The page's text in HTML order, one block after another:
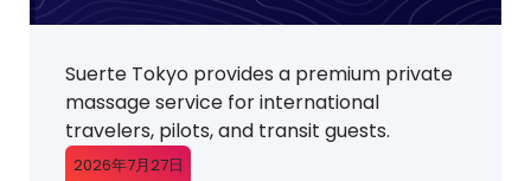
Suerte Tokyo provides a premium private
massage service for international
travelers, pilots, and transit guests.
2026年7月27日